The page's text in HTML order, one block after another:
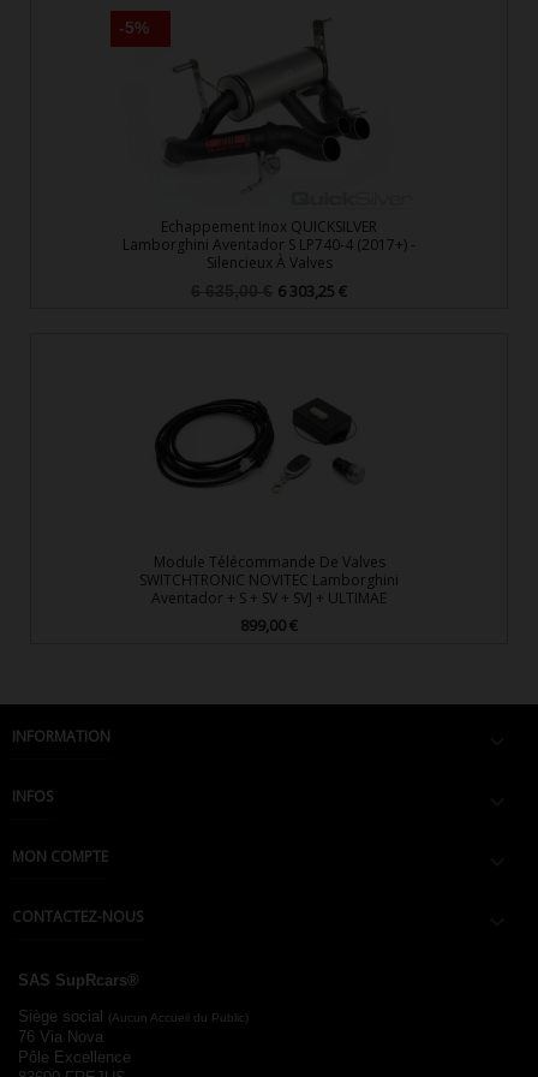
Echappement Inox QUICKSILVER
Lamborghini Aventador S LP740-4 (2017+) -
Silencieux À Valves
Prix
6 303,25 €
-5%
Module Télécommande De Valves
SWITCHTRONIC NOVITEC Lamborghini
Aventador + S + SV + SVJ + ULTIMAE
Prix
899,00 €
INFORMATION
INFOS
MON COMPTE
CONTACTEZ-NOUS
SAS SupRcars®
Siège social
(Aucun Accueil du Public)
76 Via Nova
Pôle Excellence